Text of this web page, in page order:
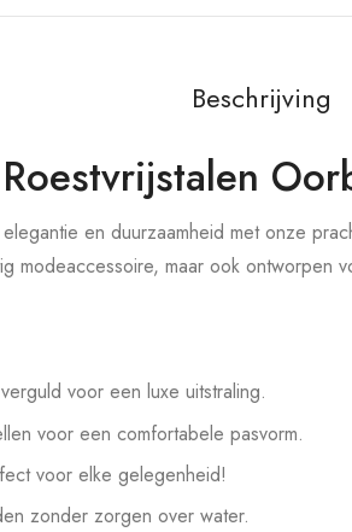
Beschrijving
en duurzaamheid met onze
modeaccessoire, maar ook ontworpen
voor een luxe uitstraling.
voor een comfortabele pasvorm.
voor elke gelegenheid!
zonder zorgen over water.